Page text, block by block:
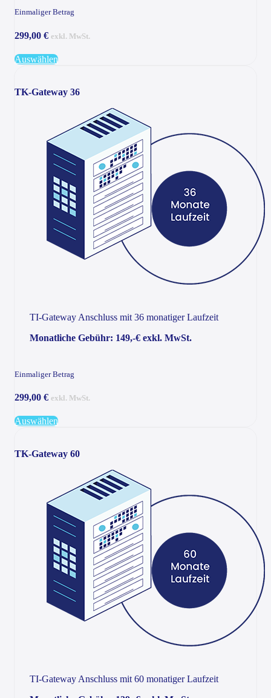
Einmaliger Betrag
299,00 € exkl. MwSt.
Auswählen
TK-Gateway 36
TI-Gateway Anschluss mit 36 monatiger Laufzeit
Monatliche Gebühr: 149,-€ exkl. MwSt.
Einmaliger Betrag
299,00 € exkl. MwSt.
Auswählen
TK-Gateway 60
TI-Gateway Anschluss mit 60 monatiger Laufzeit